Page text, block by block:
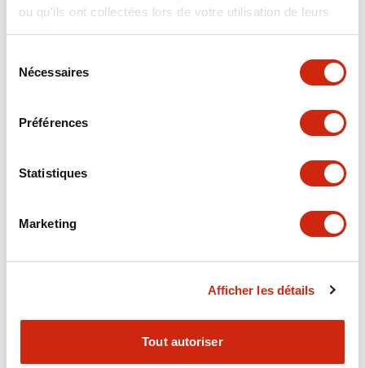
ou qu'ils ont collectées lors de votre utilisation de leurs
services.
Nécessaires
Préférences
Statistiques
Marketing
Afficher les détails
Tout autoriser
A-D16RK1\, FC5A-D16RS1\, FC5A-D32K3\, FC5A-D
32S3)
FC5A Expansion RS485 Communication Module In
17/11/2022.PDF125.28KB